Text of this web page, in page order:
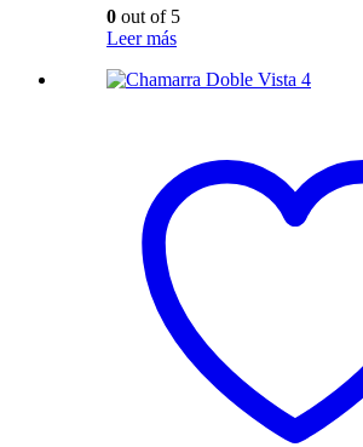
0 out of 5
Leer más